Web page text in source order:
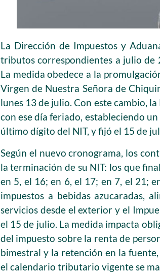
La Dirección de Impuestos y
tributos correspondientes a julio de
La medida obedece a la
Virgen de Nuestra Señora de
lunes 13 de julio. Con este cambio,
con ese día feriado, estableciendo
último dígito del NIT, y fijó el 15 de
Según el nuevo cronograma, los
la terminación de su NIT: los que
en 5, el 16; en 6, el 17; en 7, el 21;
impuestos a bebidas azucaradas,
servicios desde el exterior y el
el 15 de julio. La medida impacta
del impuesto sobre la renta de
bimestral y la retención en la
el calendario tributario vigente se